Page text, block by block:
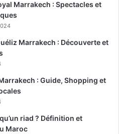
Marrakech : Spectacles et
Marrakech : Découverte et
: Guide, Shopping et
riad ? Définition et
Maroc